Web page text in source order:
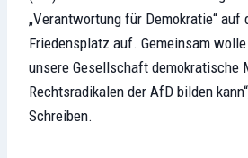
„Verantwortung für Demokratie“ auf
Friedensplatz auf. Gemeinsam
unsere Gesellschaft demokratische
Rechtsradikalen der AfD bilden
Schreiben.